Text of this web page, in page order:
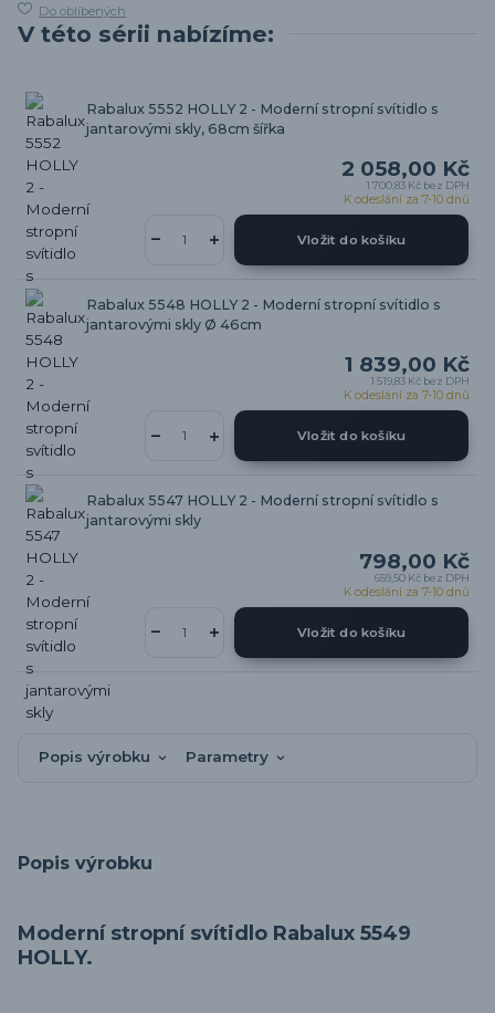
Do oblíbených
V této sérii nabízíme:
Rabalux 5552 HOLLY 2 - Moderní stropní svítidlo s
jantarovými skly, 68cm šířka
2 058,00 Kč
1 700,83 Kč bez DPH
K odeslání za 7-10 dnů
Vložit do košíku
Rabalux 5548 HOLLY 2 - Moderní stropní svítidlo s
jantarovými skly Ø 46cm
1 839,00 Kč
1 519,83 Kč bez DPH
K odeslání za 7-10 dnů
Vložit do košíku
Rabalux 5547 HOLLY 2 - Moderní stropní svítidlo s
jantarovými skly
798,00 Kč
659,50 Kč bez DPH
K odeslání za 7-10 dnů
Vložit do košíku
Popis výrobku Parametry
Popis výrobku
Moderní stropní svítidlo Rabalux 5549
HOLLY.